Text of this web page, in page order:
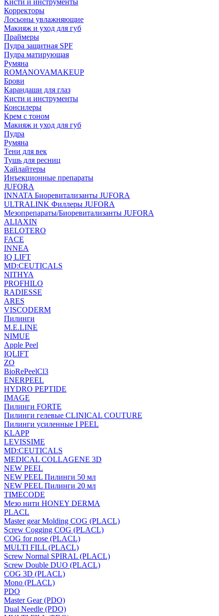
Кисти и инструменты
Корректоры
Лосьоны увлажняющие
Макияж и уход для губ
Праймеры
Пудра защитная SPF
Пудра матирующая
Румяна
ROMANOVAMAKEUP
Брови
Карандаши для глаз
Кисти и инструменты
Консилеры
Крем с тоном
Макияж и уход для губ
Пудра
Румяна
Тени для век
Тушь для ресниц
Хайлайтеры
Инъекционные препараты
JUFORA
INNATA Биоревитализанты JUFORA
ULTRALINK Филлеры JUFORA
Мезопрепараты/Биоревитализанты JUFORA
ALIAXIN
BELOTERO
FACE
INNEA
IQ LIFT
MD:CEUTICALS
NITHYA
PROFHILO
RADIESSE
ARES
VISCODERM
Пилинги
M.E.LINE
NIMUE
Apple Peel
IQLIFT
ZO
BioRePeelCl3
ENERPEEL
HYDRO PEPTIDE
IMAGE
Пилинги FORTE
Пилинги гелевые CLINICAL COUTURE
Пилинги усиленные I PEEL
KLAPP
LEVISSIME
MD:CEUTICALS
MEDICAL COLLAGENE 3D
NEW PEEL
NEW PEEL Пилинги 50 мл
NEW PEEL Пилинги 20 мл
TIMECODE
Мезо нити HONEY DERMA
PLACL
Master gear Molding COG (PLACL)
Screw Cogging COG (PLACL)
COG for nose (PLACL)
MULTI FILL (PLACL)
Screw Normal SPIRAL (PLACL)
Screw Double DUO (PLACL)
COG 3D (PLACL)
Mono (PLACL)
PDO
Master Gear (PDO)
Dual Needle (PDO)